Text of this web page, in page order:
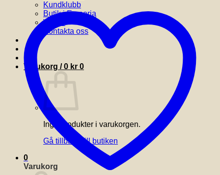
Kundklubb
Butik i Emporia
Villkor
Kontakta oss
Varukorg /0 kr 0
Inga produkter i varukorgen.
Gå tillbaka till butiken
0
Varukorg
ÖRHÄNGEN
STERLING
SILVER
mängd